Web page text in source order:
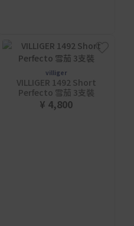
villiger
VILLIGER 1492 Short
Perfecto 雪茄 3支裝
¥ 4,800